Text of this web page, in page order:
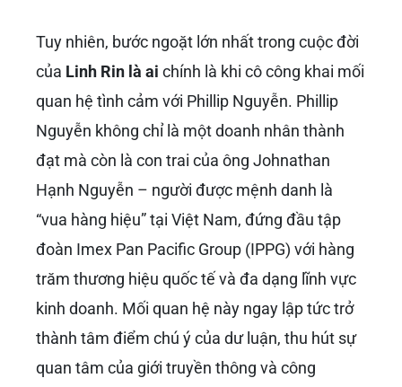
Tuy nhiên, bước ngoặt lớn nhất trong cuộc đời
của Linh Rin là ai chính là khi cô công khai mối
quan hệ tình cảm với Phillip Nguyễn. Phillip
Nguyễn không chỉ là một doanh nhân thành
đạt mà còn là con trai của ông Johnathan
Hạnh Nguyễn – người được mệnh danh là
“vua hàng hiệu” tại Việt Nam, đứng đầu tập
đoàn Imex Pan Pacific Group (IPPG) với hàng
trăm thương hiệu quốc tế và đa dạng lĩnh vực
kinh doanh. Mối quan hệ này ngay lập tức trở
thành tâm điểm chú ý của dư luận, thu hút sự
quan tâm của giới truyền thông và công